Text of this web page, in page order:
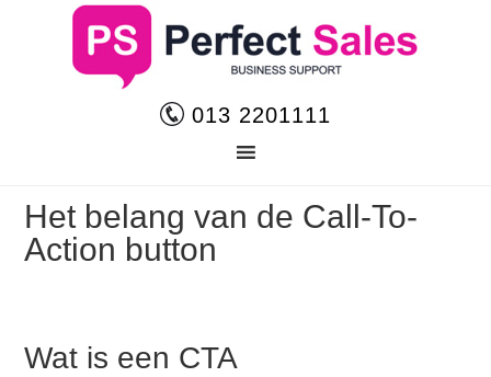
013 2201111
Het belang van de Call-To-
Action button
Wat is een CTA